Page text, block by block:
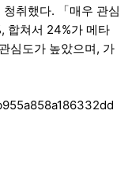
취했다. 「매우 관심
합쳐서 24%가 메타
심도가 높았으며, 가